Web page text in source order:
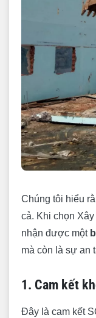
Chúng tôi hiểu
cả. Khi chọn
nhận được một
mà còn là sự an
1. Cam kết
Đây là cam kết